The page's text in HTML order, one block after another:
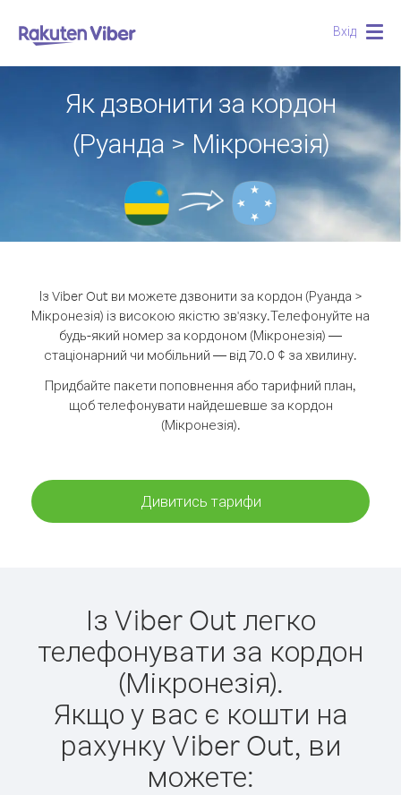
Вхід
Як дзвонити за кордон
(Руанда > Мікронезія)
Із Viber Out ви можете дзвонити за кордон (Руанда >
Мікронезія) із високою якістю зв'язку.Телефонуйте на
будь-який номер за кордоном (Мікронезія) —
стаціонарний чи мобільний — від 70.0 ¢ за хвилину.
Придбайте пакети поповнення або тарифний план,
щоб телефонувати найдешевше за кордон
(Мікронезія).
Дивитись тарифи
Із Viber Out легко
телефонувати за кордон
(Мікронезія).
Якщо у вас є кошти на
рахунку Viber Out, ви
можете: